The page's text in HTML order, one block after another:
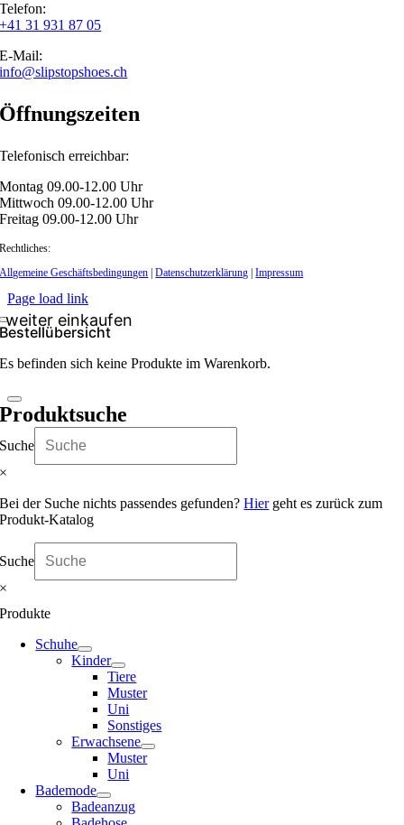
Telefon:
+41 31 931 87 05
E-Mail:
info@slipstopshoes.ch
Öffnungszeiten
Telefonisch erreichbar:
Montag 09.00-12.00 Uhr
Mittwoch 09.00-12.00 Uhr
Freitag 09.00-12.00 Uhr
Rechtliches:
Allgemeine Geschäftsbedingungen |Datenschutzerklärung |Impressum
Page load link
Bestellübersicht
Es befinden sich keine Produkte im Warenkorb.
Produktsuche
Suche
×
Bei der Suche nichts passendes gefunden?Hiergeht es zurück zum
Produkt-Katalog
Suche
×
Produkte
Schuhe
Kinder
Tiere
Muster
Uni
Sonstiges
Erwachsene
Muster
Uni
Bademode
Badeanzug